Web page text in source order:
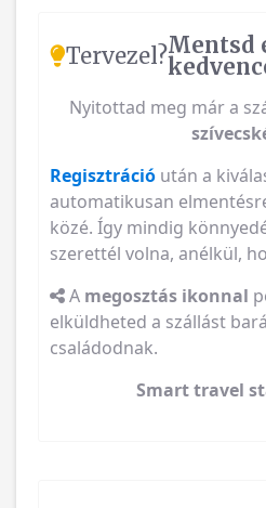
Tervezel?Mentsd
Nyitottad meg már a
Regisztráció után a
automatikusan
közé. Így mindig
szerettél volna, anélkül,
A megosztás ikonnal
elküldheted a szállást
családodnak.
Smart travel